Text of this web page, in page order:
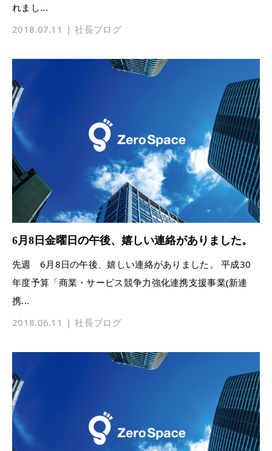
れまし...
2018.07.11
社長ブログ
6月8日金曜日の午後、嬉しい連絡がありました。
先週 6月8日の午後、嬉しい連絡がありました。 平成30
年度予算「商業・サービス競争力強化連携支援事業(新連
携...
2018.06.11
社長ブログ